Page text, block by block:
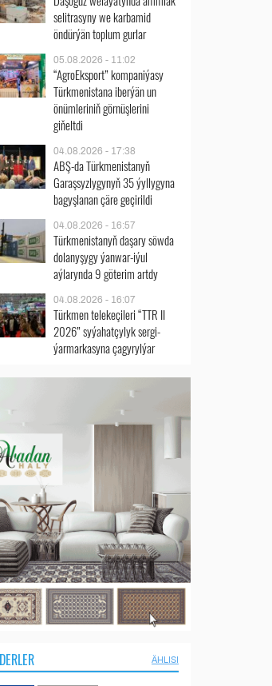
selitrasyny we karbamid
öndürýän toplum gurlar
05.08.2026 - 11:02
“AgroEksport” kompaniýasy
Türkmenistana iberýän un
önümleriniň görnüşlerini
giňeltdi
04.08.2026 - 17:38
ABŞ-da Türkmenistanyň
Garaşsyzlygynyň 35 ýyllygyna
bagyşlanan çäre geçirildi
04.08.2026 - 16:57
Türkmenistanyň daşary söwda
dolanyşygy ýanwar-iýul
aýlarynda 9 göterim artdy
04.08.2026 - 16:07
Türkmen telekeçileri “TTR II
2026” syýahatçylyk sergi-
ýarmarkasyna çagyrylýar
ÄHLISI